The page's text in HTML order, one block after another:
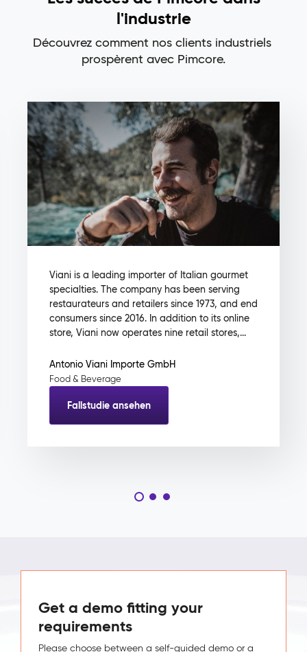
l'industrie
Découvrez comment nos clients industriels
prospèrent avec Pimcore.
Viani is a leading importer of Italian gourmet
specialties. The company has been serving
restaurateurs and retailers since 1973, and end
consumers since 2016. In addition to its online
store, Viani now operates nine retail stores,...
Antonio Viani Importe GmbH
Food & Beverage
Fallstudie ansehen
Get a demo fitting your
requirements
Please choose between a self-guided demo or a